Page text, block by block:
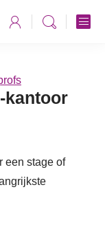
kantoor
een stage of